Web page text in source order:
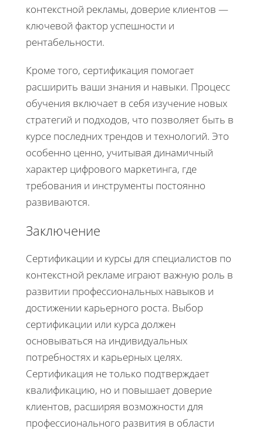
контекстной рекламы, доверие клиентов —
ключевой фактор успешности и
рентабельности.
Кроме того, сертификация помогает
расширить ваши знания и навыки. Процесс
обучения включает в себя изучение новых
стратегий и подходов, что позволяет быть в
курсе последних трендов и технологий. Это
особенно ценно, учитывая динамичный
характер цифрового маркетинга, где
требования и инструменты постоянно
развиваются.
Заключение
Сертификации и курсы для специалистов по
контекстной рекламе играют важную роль в
развитии профессиональных навыков и
достижении карьерного роста. Выбор
сертификации или курса должен
основываться на индивидуальных
потребностях и карьерных целях.
Сертификация не только подтверждает
квалификацию, но и повышает доверие
клиентов, расширяя возможности для
профессионального развития в области